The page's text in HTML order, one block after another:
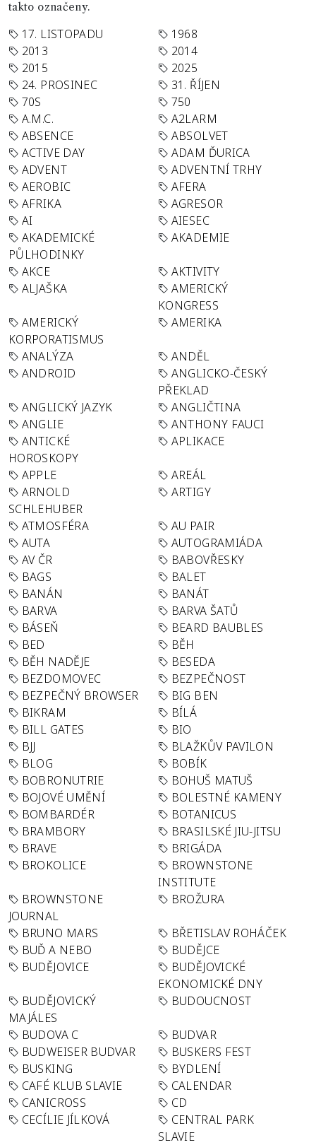
takto označeny.
17. LISTOPADU
1968
2013
2014
2015
2025
24. PROSINEC
31. ŘÍJEN
70S
750
A.M.C.
A2LARM
ABSENCE
ABSOLVET
ACTIVE DAY
ADAM ĎURICA
ADVENT
ADVENTNÍ TRHY
AEROBIC
AFERA
AFRIKA
AGRESOR
AI
AIESEC
AKADEMICKÉ
PŮLHODINKY
AKADEMIE
AKCE
AKTIVITY
ALJAŠKA
AMERICKÝ
KONGRESS
AMERICKÝ
KORPORATISMUS
AMERIKA
ANALÝZA
ANDĚL
ANDROID
ANGLICKO-ČESKÝ
PŘEKLAD
ANGLICKÝ JAZYK
ANGLIČTINA
ANGLIE
ANTHONY FAUCI
ANTICKÉ
HOROSKOPY
APLIKACE
APPLE
AREÁL
ARNOLD
SCHLEHUBER
ARTIGY
ATMOSFÉRA
AU PAIR
AUTA
AUTOGRAMIÁDA
AV ČR
BABOVŘESKY
BAGS
BALET
BANÁN
BANÁT
BARVA
BARVA ŠATŮ
BÁSEŇ
BEARD BAUBLES
BED
BĚH
BĚH NADĚJE
BESEDA
BEZDOMOVEC
BEZPEČNOST
BEZPEČNÝ BROWSER
BIG BEN
BIKRAM
BÍLÁ
BILL GATES
BIO
BJJ
BLAŽKŮV PAVILON
BLOG
BOBÍK
BOBRONUTRIE
BOHUŠ MATUŠ
BOJOVÉ UMĚNÍ
BOLESTNÉ KAMENY
BOMBARDÉR
BOTANICUS
BRAMBORY
BRASILSKÉ JIU-JITSU
BRAVE
BRIGÁDA
BROKOLICE
BROWNSTONE
INSTITUTE
BROWNSTONE
JOURNAL
BROŽURA
BRUNO MARS
BŘETISLAV ROHÁČEK
BUĎ A NEBO
BUDĚJCE
BUDĚJOVICE
BUDĚJOVICKÉ
EKONOMICKÉ DNY
BUDĚJOVICKÝ
MAJÁLES
BUDOUCNOST
BUDOVA C
BUDVAR
BUDWEISER BUDVAR
BUSKERS FEST
BUSKING
BYDLENÍ
CAFÉ KLUB SLAVIE
CALENDAR
CANICROSS
CD
CECÍLIE JÍLKOVÁ
CENTRAL PARK
SLAVIE